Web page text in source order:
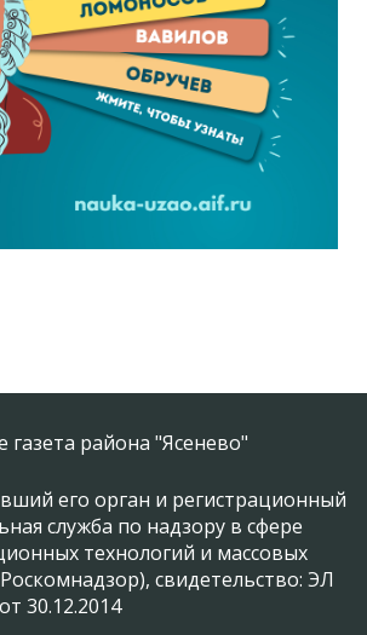
газета района "Ясенево"
его орган и регистрационный
служба по надзору в сфере
технологий и массовых
свидетельство: ЭЛ
30.12.2014